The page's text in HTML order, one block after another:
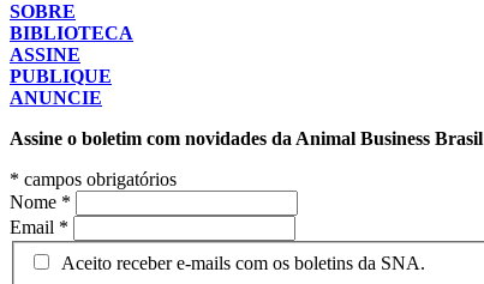
SOBRE
BIBLIOTECA
ASSINE
PUBLIQUE
ANUNCIE
Assine o boletim com novidades da Animal Business Brasil
* campos obrigatórios
Nome *
Email *
Aceito receber e-mails com os boletins da SNA.